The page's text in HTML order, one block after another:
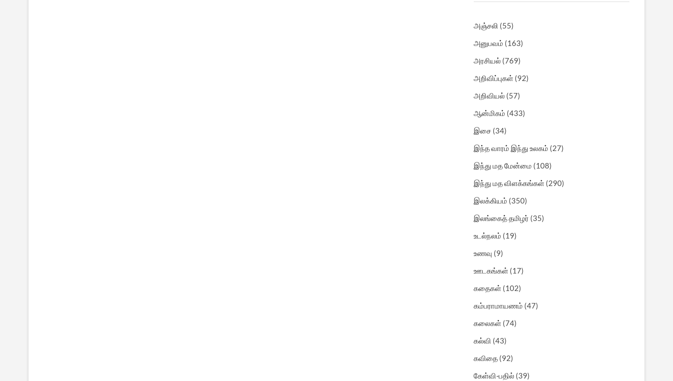
அஞ்சலி (55)
அனுபவம் (163)
அரசியல் (769)
அறிவிப்புகள் (92)
அறிவியல் (57)
ஆன்மிகம் (433)
இசை (34)
இந்த வாரம் இந்து உலகம் (27)
இந்து மத மேன்மை (108)
இந்து மத விளக்கங்கள் (290)
இலக்கியம் (350)
இலங்கைத் தமிழர் (35)
உடல்நலம் (19)
உணவு (9)
ஊடகங்கள் (17)
கதைகள் (102)
கம்பராமாயணம் (47)
கலைகள் (74)
கல்வி (43)
கவிதை (92)
கேள்வி-பதில் (39)